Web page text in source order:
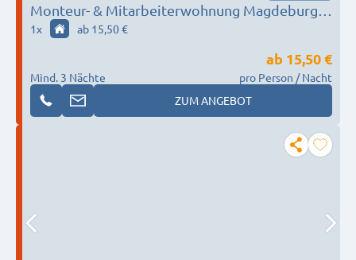
Monteur- & Mitarbeiterwohnung Magdeburg |
2 Schlafzimmer | eigene Küche & Bad |
1x ab 15,50 €
Mind. 3 Nächte
ab 15,50 €
pro Person / Nacht
ZUM ANGEBOT